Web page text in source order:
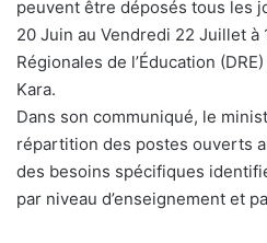
peuvent être déposés tous les
20 Juin au Vendredi 22 Juillet
Régionales de l’Éducation
Kara.
Dans son communiqué, le
répartition des postes ouverts
des besoins spécifiques
par niveau d’enseignement et